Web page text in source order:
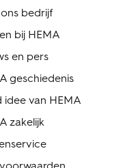
bedrijf
bij HEMA
en pers
geschiedenis
idee van HEMA
zakelijk